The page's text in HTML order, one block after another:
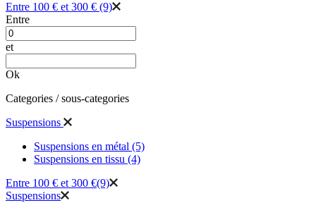
Entre 100 € et 300 € (9)
Entre
et
Ok
Categories / sous-categories
Suspensions
Suspensions en métal (5)
Suspensions en tissu (4)
Entre 100 € et 300 €(9)
Suspensions